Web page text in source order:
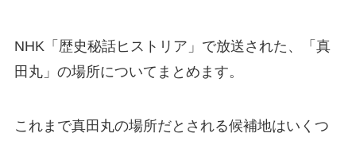
NHK「歴史秘話ヒストリア」で放送された、「真
田丸」の場所についてまとめます。
これまで真田丸の場所だとされる候補地はいくつ